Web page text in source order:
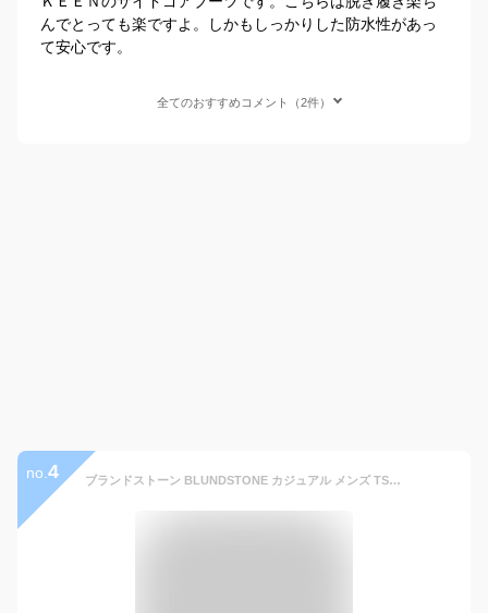
んでとっても楽ですよ。しかもしっかりした防水性があっ
て安心です。
全てのおすすめコメント（2件）
no. 4 ブランドストーン BLUNDSTONE カジュアル メンズ TSO-BS2038200 (200)ブラウン BS2039009 (009) ブラック BS2036267 (267)ラスティックブラウン レディース 靴 シューズ サイドゴア ショートブーツ ローカット ブーティー スリッポン 防水 あす楽